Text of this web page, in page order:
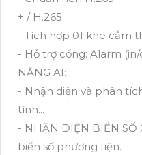
+ / H.265
- Tích hợp 01 khe cắm
- Hỗ trợ cổng: Alarm
NĂNG AI:
- Nhận diện và phân
tính...
- NHẬN DIỆN BIỂN
biển số phương tiện.